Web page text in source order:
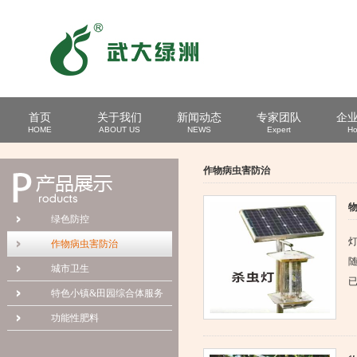
首页
HOME
关于我们
ABOUT US
新闻动态
NEWS
专家团队
Expert
企
绿色防控
作物病虫害防治
城市卫生
特色小镇&田园综合体服务
功能性肥料
作物病虫害防治